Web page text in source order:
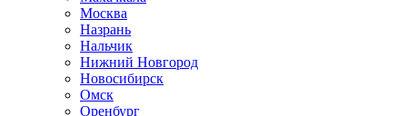
Москва
Назрань
Нальчик
Нижний Новгород
Новосибирск
Омск
Оренбург